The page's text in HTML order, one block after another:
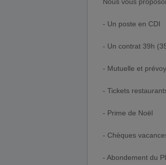
- Un poste en CDI
- Un contrat 39h
- Mutuelle et
- Tickets
- Prime de Noël
- Chèques
- Abondement du